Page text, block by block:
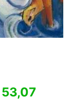
53,07